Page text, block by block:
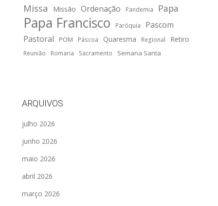
Missa Missão Ordenação Pandemia Papa
Papa Francisco Paróquia
Pascom
Pastoral
POM Páscoa Quaresma Regional Retiro
Reunião Romaria Sacramento Semana Santa
ARQUIVOS
julho 2026
junho 2026
maio 2026
abril 2026
março 2026